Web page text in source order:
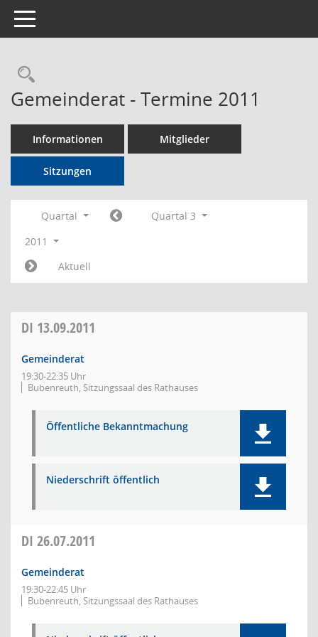
Toggle navigation
Rechercheauswahl
Gemeinderat - Termine 2011
Informationen Mitglieder
Sitzungen
Quartal
Quartal 3
2011
Aktuell
DI 13.09.2011
Gemeinderat
19:30-22:35 Uhr
Bubenreuth, Sitzungssaal des Rathauses
Öffentliche Bekanntmachung
Niederschrift öffentlich
DI 26.07.2011
Gemeinderat
19:30-22:45 Uhr
Bubenreuth, Sitzungssaal des Rathauses